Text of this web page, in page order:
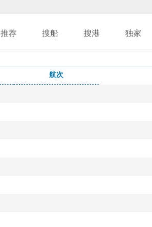
推荐 搜船 搜港 独家
航次